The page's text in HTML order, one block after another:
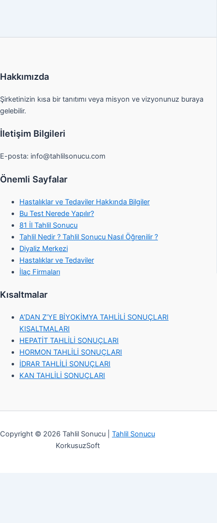
Hakkımızda
Şirketinizin kısa bir tanıtımı veya misyon ve vizyonunuz buraya
gelebilir.
İletişim Bilgileri
E-posta: info@tahlilsonucu.com
Önemli Sayfalar
Hastalıklar ve Tedaviler Hakkında Bilgiler
Bu Test Nerede Yapılır?
81 İl Tahlil Sonucu
Tahlil Nedir ? Tahlil Sonucu Nasıl Öğrenilir ?
Diyaliz Merkezi
Hastalıklar ve Tedaviler
İlaç Firmaları
Kısaltmalar
A’DAN Z’YE BİYOKİMYA TAHLİLİ SONUÇLARI
KISALTMALARI
HEPATİT TAHLİLİ SONUÇLARI
HORMON TAHLİLİ SONUÇLARI
İDRAR TAHLİLİ SONUÇLARI
KAN TAHLİLİ SONUÇLARI
Copyright © 2026 Tahlil Sonucu | Tahlil Sonucu
KorkusuzSoft